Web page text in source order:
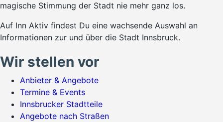
magische Stimmung der Stadt nie mehr ganz los.
Auf Inn Aktiv findest Du eine wachsende Auswahl an
Informationen zur und über die Stadt Innsbruck.
Wir stellen vor
Anbieter & Angebote
Termine & Events
Innsbrucker Stadtteile
Angebote nach Straßen